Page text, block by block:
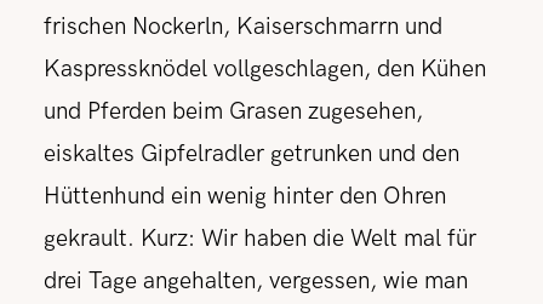
frischen Nockerln, Kaiserschmarrn und
Kaspressknödel vollgeschlagen, den Kühen
und Pferden beim Grasen zugesehen,
eiskaltes Gipfelradler getrunken und den
Hüttenhund ein wenig hinter den Ohren
gekrault. Kurz: Wir haben die Welt mal für
drei Tage angehalten, vergessen, wie man